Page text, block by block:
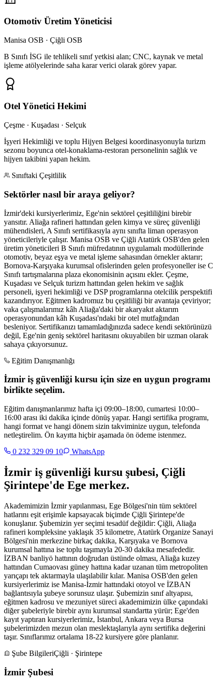
Otomotiv Üretim Yöneticisi
Manisa OSB · Çiğli OSB
B Sınıfı İSG ile tehlikeli sınıf yetkisi alan; CNC, kaynak ve metal
işleme atölyelerinde saha karar verici olarak görev yapar.
Otel Yönetici Hekimi
Çeşme · Kuşadası · Selçuk
İşyeri Hekimliği ve toplu Hijyen Belgesi koordinasyonuyla turizm
sezonu boyunca otel-konaklama-restoran personelinin sağlık ve
hijyen takibini yapan hekim.
Sınıftaki Çeşitlilik
Sektörler nasıl bir araya geliyor?
İzmir'deki kursiyerlerimiz, Ege'nin sektörel çeşitliliğini birebir
yansıtır. Aliağa rafineri hattından gelen kimya ve süreç güvenliği
mühendisleri, A Sınıfı sertifikasıyla aynı sınıfta liman operasyon
yöneticileriyle çalışır. Manisa OSB ve Çiğli Atatürk OSB'den gelen
üretim yöneticileri B Sınıfı müfredatının uygulamalı modüllerinde
otomotiv, beyaz eşya ve metal işleme sahasından örnekler aktarır;
Bornova-Karşıyaka kurumsal ofislerinden gelen profesyoneller ise C
Sınıfı tartışmalarına plaza ekonomisinin açısını ekler. Çeşme,
Kuşadası ve Selçuk turizm hattından gelen hekim ve sağlık
personeli, işyeri hekimliği ve DSP programlarına otelcilik perspektifi
kazandırıyor. Eğitmen kadromuz bu çeşitliliği bir avantaja çeviriyor;
vaka çalışmalarımız kâh Aliağa'daki bir akaryakıt aktarım
operasyonundan kâh Kuşadası'ndaki bir otel mutfağından
besleniyor. Sertifikanızı tamamladığınızda sadece kendi sektörünüzü
değil, Ege'nin geniş sektörel haritasını okuyabilen bir uzman olarak
sahaya çıkıyorsunuz.
Eğitim Danışmanlığı
İzmir iş güvenliği kursu için size en uygun programı
birlikte seçelim.
Eğitim danışmanlarımız hafta içi 09:00–18:00, cumartesi 10:00–
16:00 arası iki dakika içinde dönüş yapar. Hangi sertifika programı,
hangi format ve hangi dönem sizin takviminize uygun, telefonda
netleştirelim. Ön kayıtta hiçbir aşamada ön ödeme istenmez.
0 232 329 09 10
WhatsApp
İzmir iş güvenliği kursu şubesi, Çiğli
Şirintepe'de Ege merkez.
Akademimizin İzmir yapılanması, Ege Bölgesi'nin tüm sektörel
hatlarını eşit erişimle kapsayacak biçimde Çiğli Şirintepe'de
konuşlanır. Şubemizin yer seçimi tesadüf değildir: Çiğli, Aliağa
rafineri kompleksine yaklaşık 35 kilometre, Atatürk Organize Sanayi
Bölgesi'nin merkezine birkaç dakika, Karşıyaka ve Bornova
kurumsal hattına ise toplu taşımayla 20-30 dakika mesafededir.
İZBAN banliyö hattının doğrudan üstünde olması, Aliağa kuzey
hattından Cumaovası güney hattına kadar uzanan tüm metropoliten
yarıçapı tek aktarmayla ulaşılabilir kılar. Manisa OSB'den gelen
kursiyerlerimiz ise Manisa-İzmir hattındaki otoyol ve İZBAN
bağlantısıyla şubeye sorunsuz ulaşır. Şubemizin sınıf altyapısı,
eğitmen kadrosu ve mezuniyet süreci akademimizin ülke çapındaki
diğer şubeleriyle birebir aynı kurumsal standartta yürür; Ege'den
kayıt yaptıran kursiyerlerimiz, İstanbul, Ankara veya Bursa
şubelerimizden mezun olan meslektaşlarıyla aynı sertifika değerini
taşır. Sınıflarımız ortalama 18-22 kursiyere göre planlanır.
Şube BilgileriÇiğli · Şirintepe
İzmir Şubesi